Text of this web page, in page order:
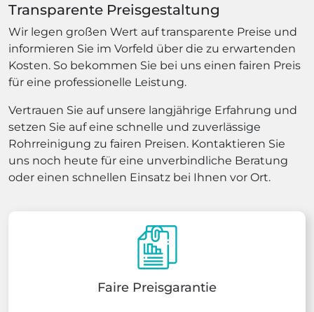
Transparente Preisgestaltung
Wir legen großen Wert auf transparente Preise und
informieren Sie im Vorfeld über die zu erwartenden
Kosten. So bekommen Sie bei uns einen fairen Preis
für eine professionelle Leistung.
Vertrauen Sie auf unsere langjährige Erfahrung und
setzen Sie auf eine schnelle und zuverlässige
Rohrreinigung zu fairen Preisen. Kontaktieren Sie
uns noch heute für eine unverbindliche Beratung
oder einen schnellen Einsatz bei Ihnen vor Ort.
Faire Preisgarantie